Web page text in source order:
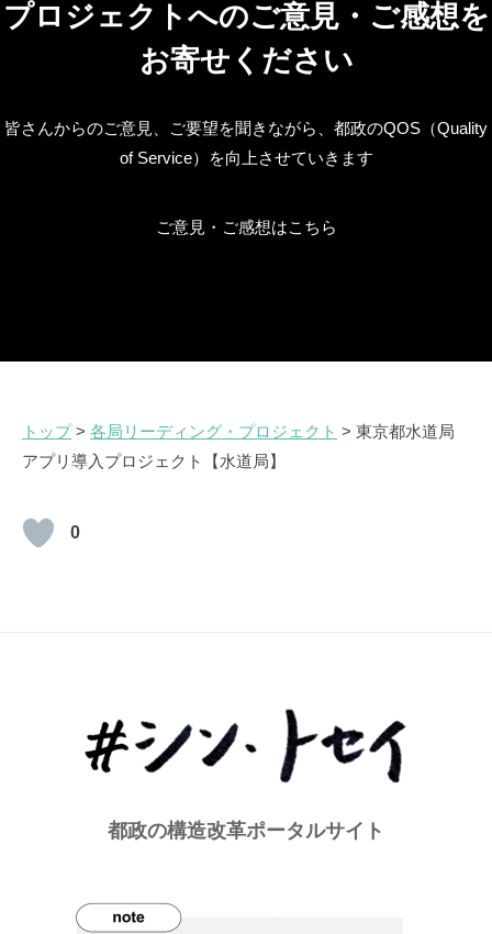
プロジェクトへのご意見・ご感想を
お寄せください
皆さんからのご意見、ご要望を聞きながら、都政のQOS（Quality
of Service）を向上させていきます
ご意見・ご感想はこちら
トップ> 各局リーディング・プロジェクト > 東京都水道局
アプリ導入プロジェクト【水道局】
0
都政の構造改革ポータルサイト